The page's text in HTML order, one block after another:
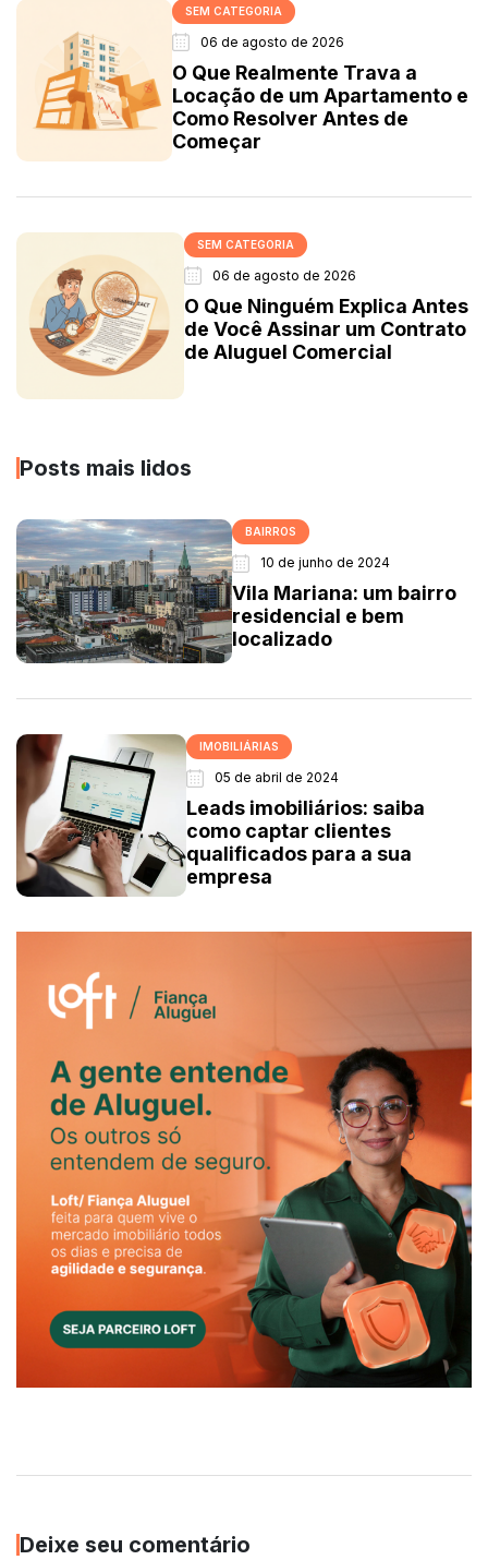
SEM CATEGORIA
06 de agosto de 2026
O Que Realmente Trava a
Locação de um Apartamento e
Como Resolver Antes de
Começar
SEM CATEGORIA
06 de agosto de 2026
O Que Ninguém Explica Antes
de Você Assinar um Contrato
de Aluguel Comercial
Posts mais lidos
BAIRROS
10 de junho de 2024
Vila Mariana: um bairro
residencial e bem
localizado
IMOBILIÁRIAS
05 de abril de 2024
Leads imobiliários: saiba
como captar clientes
qualificados para a sua
empresa
Deixe seu comentário